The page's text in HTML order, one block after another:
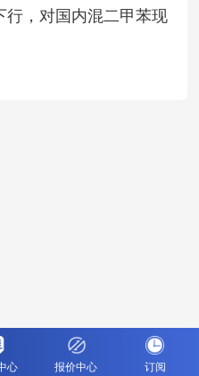
，对国内混二甲苯现
心 报价中心 订阅